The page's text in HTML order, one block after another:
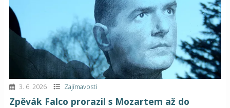
3. 6. 2026 Zajímavosti
Zpěvák Falco prorazil s Mozartem až do